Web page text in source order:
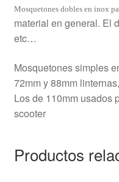
Mosquetones dobles en inox
material en general. El
etc…
Mosquetones simples
72mm y 88mm
Los de 110mm usados
scooter
Productos